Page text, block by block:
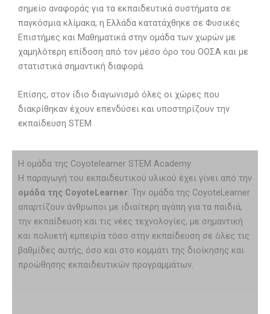
σημείο αναφοράς για τα εκπαιδευτικά συστήματα σε
παγκόσμια κλίμακα, η Ελλάδα κατατάχθηκε σε Φυσικές
Επιστήμες και Μαθηματικά στην ομάδα των χωρών με
χαμηλότερη επίδοση από τον μέσο όρο του ΟΟΣΑ και με
στατιστικά σημαντική διαφορά.
Επίσης, στον ίδιο διαγωνισμό όλες οι χώρες που
διακρίθηκαν έχουν επενδύσει και υποστηρίζουν την
εκπαίδευση STEM
Η ομάδα της Coyotelearner STEM Academy
Η παραγωγή του εκπαιδευτικού υλικού έχει γίνει από την
ομάδα της CoyoteLearner. Την ομάδα της CoyoteLearner
απαρτίζουν άνθρωποι με ιδιαίτερη αγάπη για τα παιδιά,
την εκπαίδευση και τις νέες τεχνολογίες, με σημαντική
και πολυετή εμπειρία τόσο στην εκπαίδευση σε όλες τις
βαθμίδες αυτής, όσο και στο κομμάτι της διοίκησης και
προώθησης εκπαιδευτικών προγραμμάτων.